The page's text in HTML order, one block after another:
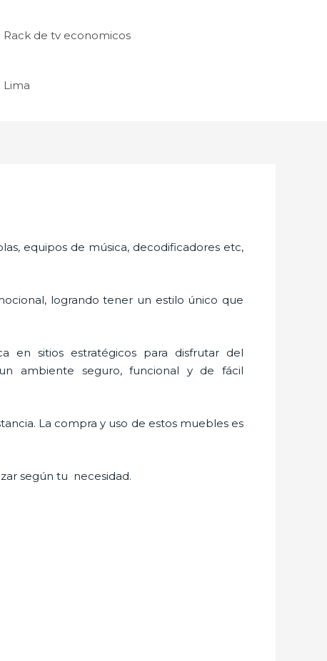
Rack de tv economicos
Lima
equipos de música, decodificadores etc,
logrando tener un estilo único que
en sitios estratégicos para disfrutar del
ambiente seguro, funcional y de fácil
La compra y uso de estos muebles es
según tu necesidad.